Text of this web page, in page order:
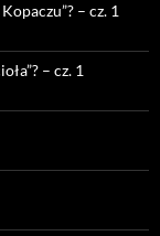
– cz. 1
– cz. 1